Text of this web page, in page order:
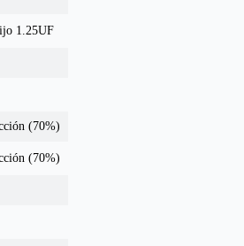
1.25UF
(70%)
(70%)